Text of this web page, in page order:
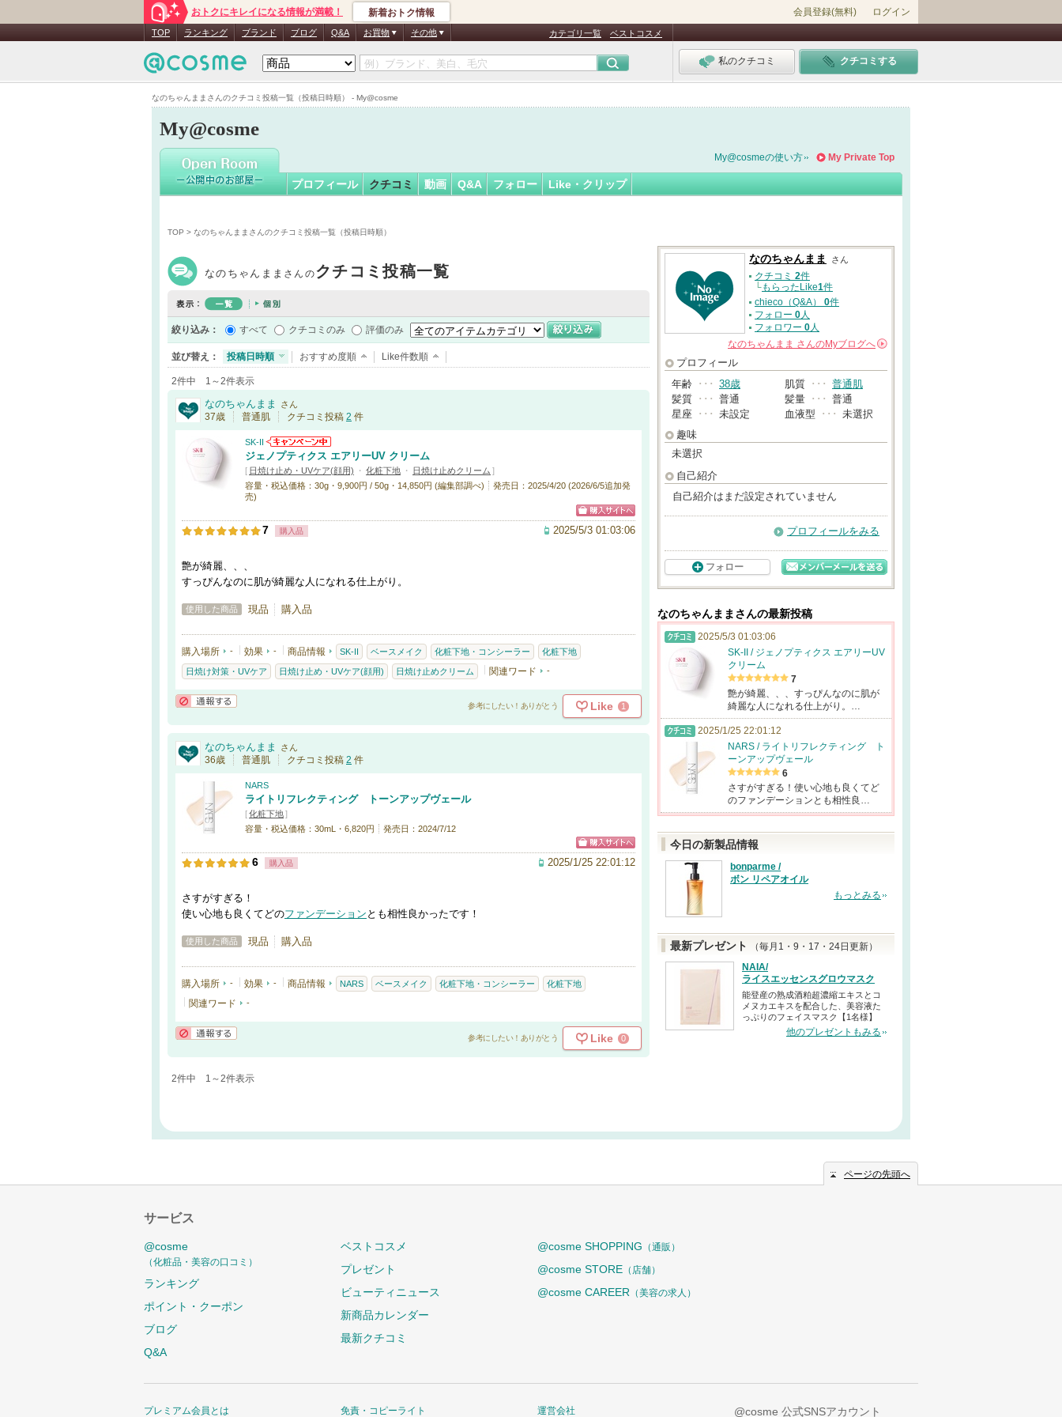
なのちゃんままさんのクチコミ投稿一覧（投稿日時順） - My@cosme
おトクにキレイになる情報が満載！ 新着おトク情報 会員登録(無料) ログイン
TOP ランキング ブランド ブログ Q&A お買物 その他 カテゴリ一覧 ベストコスメ
私のクチコミ クチコミする
My@cosme
なのちゃんままさん
My Private Top
My@cosmeの使い方
プロフィール クチコミ 動画 Q&A フォロー Like・クリップ
TOP > なのちゃんままさんのクチコミ投稿一覧（投稿日時順）
なのちゃんまま さんのクチコミ投稿一覧
絞り込み： すべて クチコミのみ 評価のみ
並び替え： 投稿日時順 おすすめ度順 Like件数順
2件中 1～2件表示
なのちゃんまま さん
37歳 普通肌 クチコミ投稿 2 件
SK-II
ジェノプティクス エアリーUV クリーム
[ 日焼け止め・UVケア(顔用) ・ 化粧下地 ・ 日焼け止めクリーム ]
容量・税込価格：30g・9,900円 / 50g・14,850円 (編集部調べ)
発売日：2025/4/20 (2026/6/5追加発
売)
7 購入品 2025/5/3 01:03:06
艶が綺麗、、、
すっぴんなのに肌が綺麗な人になれる仕上がり。
使用した商品 現品 購入品
購入場所 - 効果 - 商品情報 SK-II ベースメイク 化粧下地・コンシーラー 化粧下地
日焼け対策・UVケア 日焼け止め・UVケア(顔用) 日焼け止めクリーム 関連ワード -
参考にしたい！ありがとう Like 1
なのちゃんまま さん
36歳 普通肌 クチコミ投稿 2 件
NARS
ライトリフレクティング トーンアップヴェール
[化粧下地]
容量・税込価格：30mL・6,820円
発売日：2024/7/12
6 購入品 2025/1/25 22:01:12
さすがすぎる！
使い心地も良くてどのファンデーション とも相性良かったです！
使用した商品 現品 購入品
購入場所 - 効果 - 商品情報 NARS ベースメイク 化粧下地・コンシーラー 化粧下地
関連ワード -
参考にしたい！ありがとう Like 0
2件中 1～2件表示
なのちゃんまま さん
クチコミ 2件
└もらったLike1件
chieco（Q&A） 0件
フォロー 0人
フォロワー 0人
なのちゃんまま さんのMyブログへ
プロフィール
年齢 ･･･ 38歳 肌質 ･･･ 普通肌
髪質 ･･･ 普通 髪量 ･･･ 普通
星座 ･･･ 未設定 血液型 ･･･ 未選択
趣味
未選択
自己紹介
自己紹介はまだ設定されていません
プロフィールをみる
フォロー
なのちゃんままさんの最新投稿
2025/5/3 01:03:06
SK-II / ジェノプティクス エアリーUV
クリーム
7
艶が綺麗、、、すっぴんなのに肌が
綺麗な人になれる仕上がり。…
2025/1/25 22:01:12
NARS / ライトリフレクティング ト
ーンアップヴェール
6
さすがすぎる！使い心地も良くてど
のファンデーションとも相性良…
今日の新製品情報
bonparme /
ボン リペアオイル
もっとみる
最新プレゼント
（毎月1・9・17・24日更新）
NAIA/
ライスエッセンスグロウマスク
能登産の熟成酒粕超濃縮エキスとコ
メヌカエキスを配合した、美容液た
っぷりのフェイスマスク【1名様】
他のプレゼントもみる
ページの先頭へ
サービス
@cosme
（化粧品・美容の口コミ）
ランキング
ポイント・クーポン
ブログ
Q&A
ベストコスメ
プレゼント
ビューティニュース
新商品カレンダー
最新クチコミ
@cosme SHOPPING （通販）
@cosme STORE （店舗）
@cosme CAREER （美容の求人）
プレミアム会員とは 免責・コピーライト 運営会社 @cosme 公式SNSアカウント